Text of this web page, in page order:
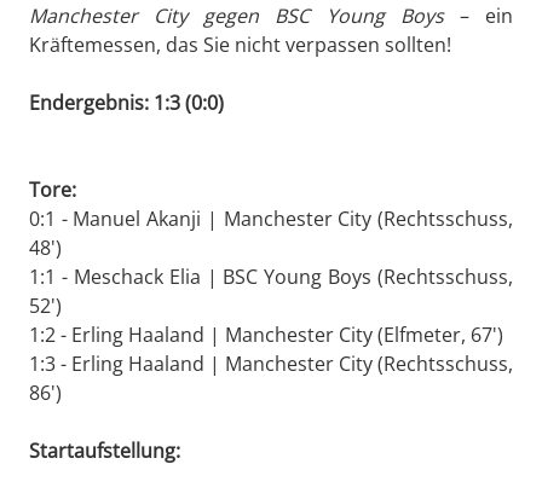
Manchester City gegen BSC Young Boys– ein
Kräftemessen, das Sie nicht verpassen sollten!
Endergebnis: 1:3 (0:0)
Tore:
0:1 - Manuel Akanji | Manchester City (Rechtsschuss,
48')
1:1 - Meschack Elia | BSC Young Boys (Rechtsschuss,
52')
1:2 - Erling Haaland | Manchester City (Elfmeter, 67')
1:3 - Erling Haaland | Manchester City (Rechtsschuss,
86')
Startaufstellung: